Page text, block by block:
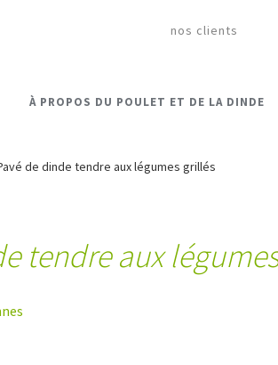
nos clients
À PROPOS DU POULET ET DE LA DINDE
de dinde tendre aux légumes grillés
tendre aux